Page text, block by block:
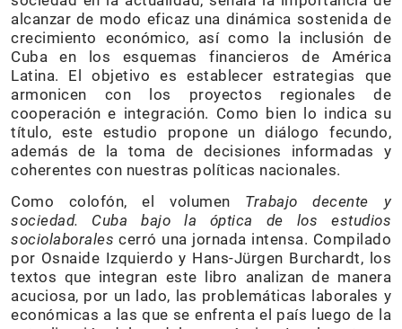
alcanzar de modo eficaz una dinámica sostenida de
crecimiento económico, así como la inclusión de
Cuba en los esquemas financieros de América
Latina. El objetivo es establecer estrategias que
armonicen con los proyectos regionales de
cooperación e integración. Como bien lo indica su
título, este estudio propone un diálogo fecundo,
además de la toma de decisiones informadas y
coherentes con nuestras políticas nacionales.
Como colofón, el volumen Trabajo decente y
sociedad. Cuba bajo la óptica de los estudios
sociolaborales cerró una jornada intensa. Compilado
por Osnaide Izquierdo y Hans-Jürgen Burchardt, los
textos que integran este libro analizan de manera
acuciosa, por un lado, las problemáticas laborales y
económicas a las que se enfrenta el país luego de la